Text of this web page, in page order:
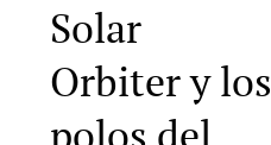
Solar
Orbiter y los